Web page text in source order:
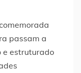
passam a
e estruturado